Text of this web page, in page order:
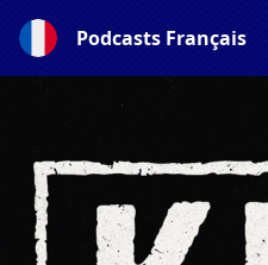
Podcasts Français